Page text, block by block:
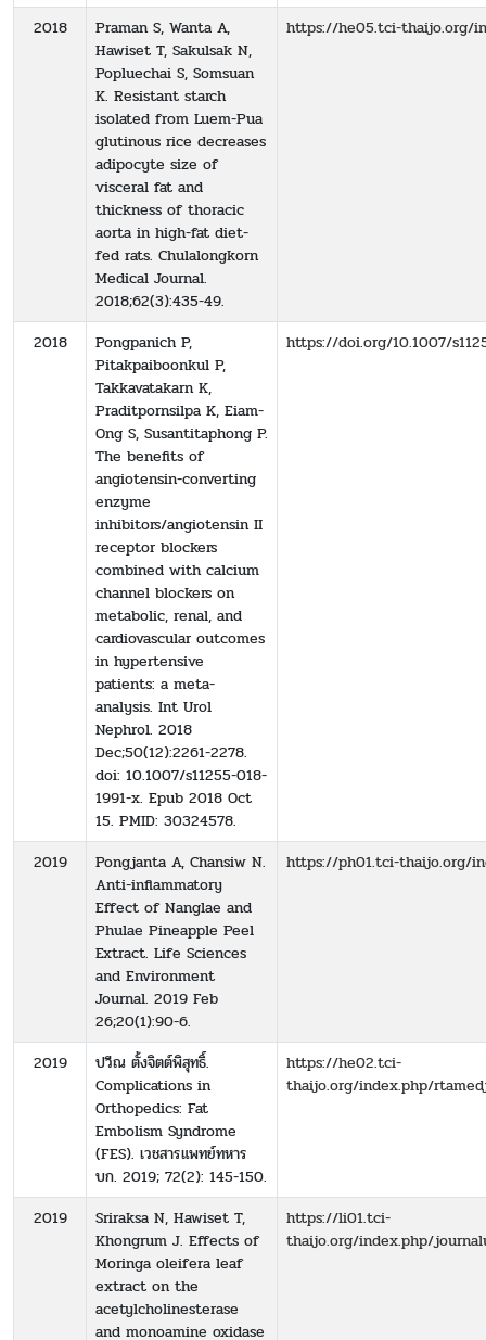
2018
Praman S, Wanta A,
Hawiset T, Sakulsak N,
Popluechai S, Somsuan
K. Resistant starch
isolated from Luem-Pua
glutinous rice decreases
adipocyte size of
visceral fat and
thickness of thoracic
aorta in high-fat diet-
fed rats. Chulalongkorn
Medical Journal.
2018;62(3):435-49.
https://he05.tci-thaijo.org/
2018
Pongpanich P,
Pitakpaiboonkul P,
Takkavatakarn K,
Praditpornsilpa K, Eiam-
Ong S, Susantitaphong P.
The benefits of
angiotensin-converting
enzyme
inhibitors/angiotensin II
receptor blockers
combined with calcium
channel blockers on
metabolic, renal, and
cardiovascular outcomes
in hypertensive
patients: a meta-
analysis. Int Urol
Nephrol. 2018
Dec;50(12):2261-2278.
doi: 10.1007/s11255-018-
1991-x. Epub 2018 Oct
15. PMID: 30324578.
https://doi.org/10.1007/
2019
Pongjanta A, Chansiw N.
Anti-inflammatory
Effect of Nanglae and
Phulae Pineapple Peel
Extract. Life Sciences
and Environment
Journal. 2019 Feb
26;20(1):90-6.
https://ph01.tci-thaijo.org/
2019
ปวีณ ตั้งจิตต์พิสุทธิ์.
Complications in
Orthopedics: Fat
Embolism Syndrome
(FES). เวชสารแพทย์ทหาร
บก. 2019; 72(2): 145-150.
https://he02.tci-
thaijo.org/index.php/
2019
Sriraksa N, Hawiset T,
Khongrum J. Effects of
Moringa oleifera leaf
extract on the
acetylcholinesterase
and monoamine oxidase
https://li01.tci-
thaijo.org/index.php/